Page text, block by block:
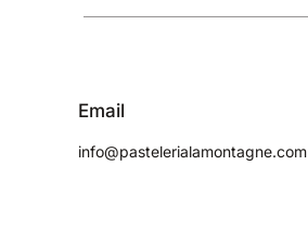
Email
info@pastelerialamontagne.com